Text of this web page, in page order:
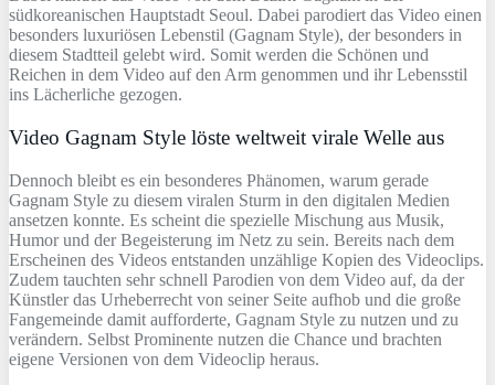
südkoreanischen Hauptstadt Seoul. Dabei parodiert das Video einen
besonders luxuriösen Lebenstil (Gagnam Style), der besonders in
diesem Stadtteil gelebt wird. Somit werden die Schönen und
Reichen in dem Video auf den Arm genommen und ihr Lebensstil
ins Lächerliche gezogen.
Video Gagnam Style löste weltweit virale Welle aus
Dennoch bleibt es ein besonderes Phänomen, warum gerade
Gagnam Style zu diesem viralen Sturm in den digitalen Medien
ansetzen konnte. Es scheint die spezielle Mischung aus Musik,
Humor und der Begeisterung im Netz zu sein. Bereits nach dem
Erscheinen des Videos entstanden unzählige Kopien des Videoclips.
Zudem tauchten sehr schnell Parodien von dem Video auf, da der
Künstler das Urheberrecht von seiner Seite aufhob und die große
Fangemeinde damit aufforderte, Gagnam Style zu nutzen und zu
verändern. Selbst Prominente nutzen die Chance und brachten
eigene Versionen von dem Videoclip heraus.